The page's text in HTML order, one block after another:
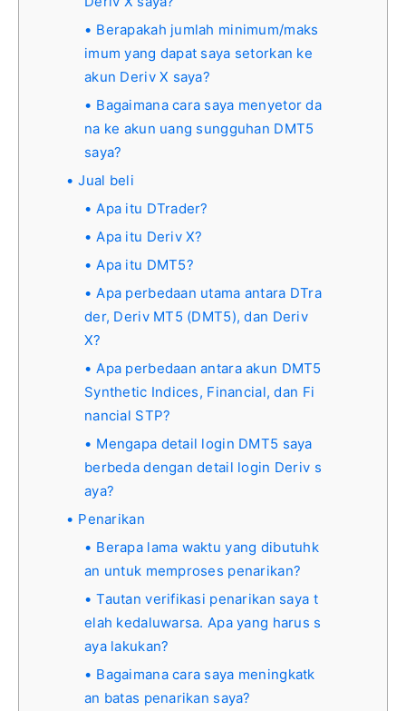
Berapakah jumlah minimum/maks
imum yang dapat saya setorkan ke
akun Deriv X saya?
Bagaimana cara saya menyetor da
na ke akun uang sungguhan DMT5
saya?
Jual beli
Apa itu DTrader?
Apa itu Deriv X?
Apa itu DMT5?
Apa perbedaan utama antara DTra
der, Deriv MT5 (DMT5), dan Deriv
X?
Apa perbedaan antara akun DMT5
Synthetic Indices, Financial, dan Fi
nancial STP?
Mengapa detail login DMT5 saya
berbeda dengan detail login Deriv s
aya?
Penarikan
Berapa lama waktu yang dibutuhk
an untuk memproses penarikan?
Tautan verifikasi penarikan saya t
elah kedaluwarsa. Apa yang harus s
aya lakukan?
Bagaimana cara saya meningkatk
an batas penarikan saya?